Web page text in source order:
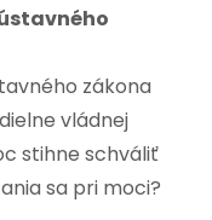
zákona
vládnej
stihne schváliť
sa pri moci?